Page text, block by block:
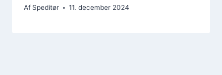
Af Speditør 11. december 2024